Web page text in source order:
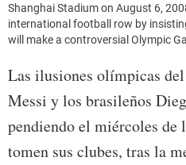
Shanghai Stadium on August 6,
international football row by
will make a controversial Olympic
Las ilusiones olímpicas
Messi y los brasileños
pendiendo el miércoles de
tomen sus clubes, tras la